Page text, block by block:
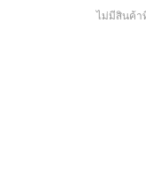
ไม่มีสินค้า